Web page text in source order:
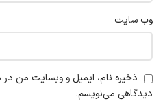
وب‌ سایت
ذخیره نام، ایمیل و وبسایت من در
دیدگاهی می‌نویسم.